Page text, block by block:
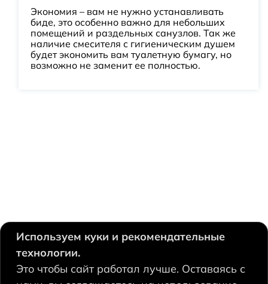
Экономия – вам не нужно устанавливать
биде, это особенно важно для небольших
помещений и раздельных санузлов. Так же
наличие смесителя с гигиеническим душем
будет экономить вам туалетную бумагу, но
возможно не заменит ее полностью.
630124, Новосибирск,
Есенина, 67
Используем куки и рекомендательные
технологии.
Это чтобы сайт работал лучше. Оставаясь с